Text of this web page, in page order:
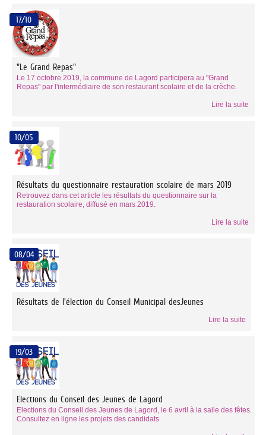
17/10
"Le Grand Repas"
Le 17 octobre 2019, la commune de Lagord participera au "Grand
Repas" par l'intermédiaire de son restaurant scolaire et de la crèche.
Lire la suite
10/05
Résultats du questionnaire restauration scolaire de mars 2019
Retrouvez dans cet article les résultats du questionnaire sur la
restauration scolaire, diffusé en mars 2019.
Lire la suite
08/04
Résultats de l'élection du Conseil Municipal desJeunes
Lire la suite
19/03
Elections du Conseil des Jeunes de Lagord
Elections du Conseil des Jeunes de Lagord, le 6 avril à la salle des fêtes.
Consultez en ligne les projets des candidats.